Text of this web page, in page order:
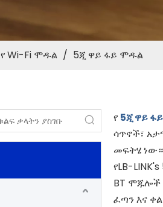
የ Wi-Fi ሞዱል / 5ጂ ዋይ ፋይ ሞዱል
የ 5ጂ ዋይ
ሳጥኖች፣
መፍትሄ ነው።
የLB-
BT ሞጁሎች
ፈጣን እና